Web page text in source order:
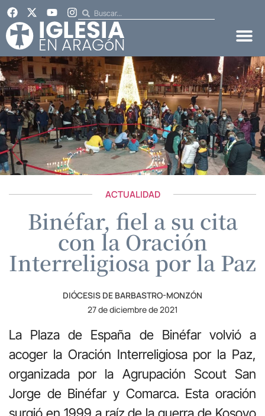
ACTUALIDAD
Binéfar, fiel a su cita
con la Oración
Interreligiosa por la Paz
DIÓCESIS DE BARBASTRO-MONZÓN
27 de diciembre de 2021
La Plaza de España de Binéfar volvió a
acoger la Oración Interreligiosa por la Paz,
organizada por la Agrupación Scout San
Jorge de Binéfar y Comarca. Esta oración
surgió en 1999 a raíz de la guerra de Kosovo